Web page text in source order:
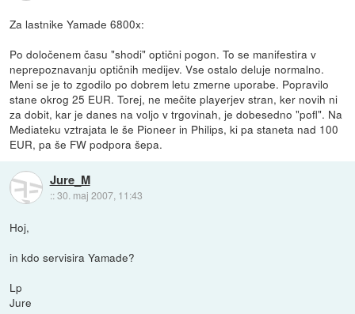
Za lastnike Yamade 6800x:
Po določenem času "shodi" optični pogon. To se manifestira v
neprepoznavanju optičnih medijev. Vse ostalo deluje normalno.
Meni se je to zgodilo po dobrem letu zmerne uporabe. Popravilo
stane okrog 25 EUR. Torej, ne mečite playerjev stran, ker novih ni
za dobit, kar je danes na voljo v trgovinah, je dobesedno "pofl". Na
Mediateku vztrajata le še Pioneer in Philips, ki pa staneta nad 100
EUR, pa še FW podpora šepa.
Jure_M
::30. maj 2007, 11:43
Hoj,
in kdo servisira Yamade?
Lp
Jure